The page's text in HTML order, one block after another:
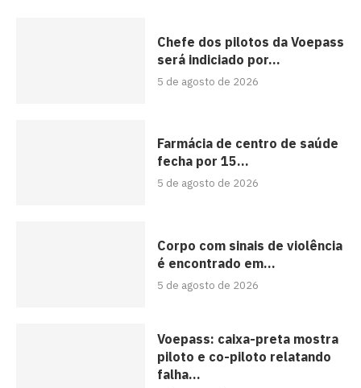
Chefe dos pilotos da Voepass
será indiciado por...
5 de agosto de 2026
Farmácia de centro de saúde
fecha por 15...
5 de agosto de 2026
Corpo com sinais de violência
é encontrado em...
5 de agosto de 2026
Voepass: caixa-preta mostra
piloto e co-piloto relatando
falha...